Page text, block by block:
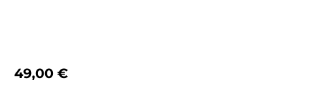
Regulärer Preis:
49,00 €